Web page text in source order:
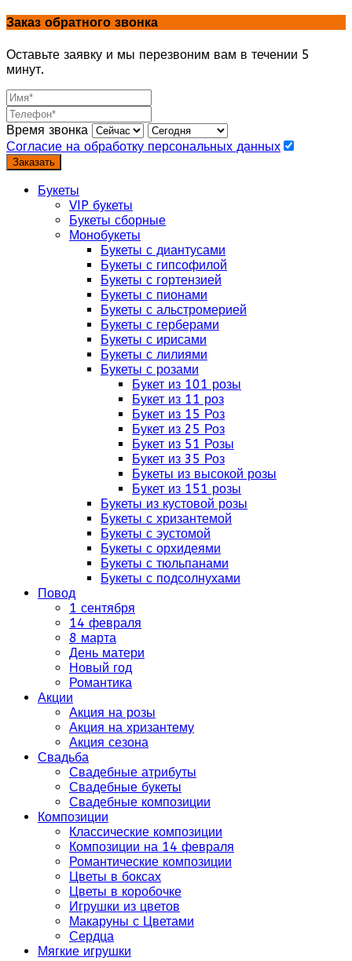
Заказ обратного звонка
Оставьте заявку и мы перезвоним вам в течении 5
минут.
Время звонка
Согласие на обработку персональных данных
Заказать
Букеты
VIP букеты
Букеты сборные
Монобукеты
Букеты с диантусами
Букеты с гипсофилой
Букеты с гортензией
Букеты с пионами
Букеты с альстромерией
Букеты с герберами
Букеты с ирисами
Букеты с лилиями
Букеты с розами
Букет из 101 розы
Букет из 11 роз
Букет из 15 Роз
Букет из 25 Роз
Букет из 51 Розы
Букет из 35 Роз
Букеты из высокой розы
Букет из 151 розы
Букеты из кустовой розы
Букеты с хризантемой
Букеты с эустомой
Букеты с орхидеями
Букеты с тюльпанами
Букеты с подсолнухами
Повод
1 сентября
14 февраля
8 марта
День матери
Новый год
Романтика
Акции
Акция на розы
Акция на хризантему
Акция сезона
Свадьба
Свадебные атрибуты
Свадебные букеты
Свадебные композиции
Композиции
Классические композиции
Композиции на 14 февраля
Романтические композиции
Цветы в боксах
Цветы в коробочке
Игрушки из цветов
Макаруны с Цветами
Сердца
Мягкие игрушки